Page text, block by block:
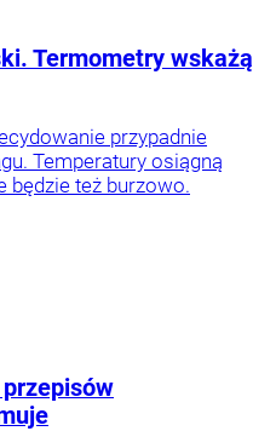
Termometry wskażą
przypadnie
Temperatury osiągną
będzie też burzowo.